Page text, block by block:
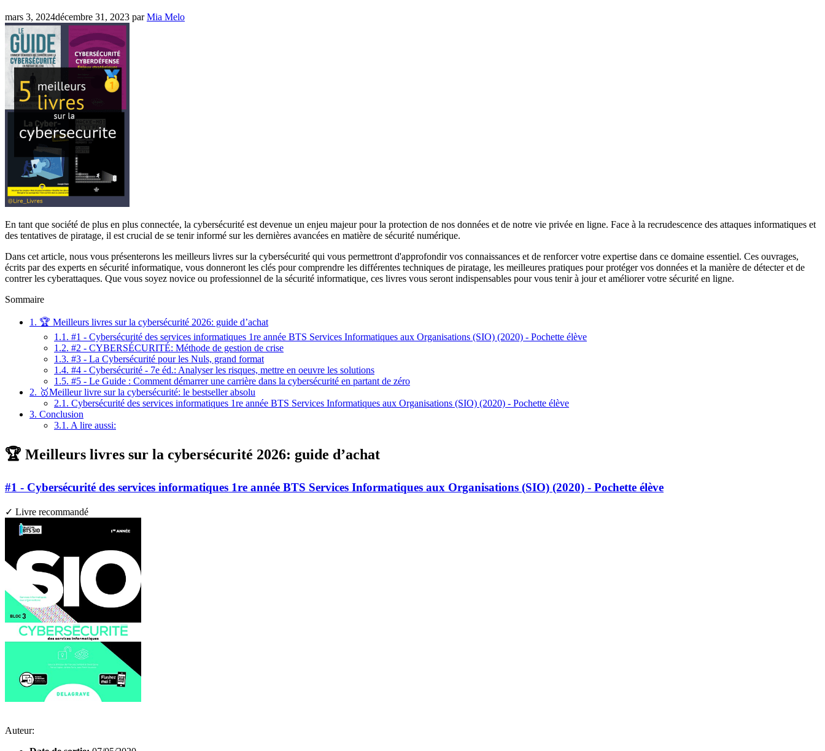
mars 3, 2024décembre 31, 2023 parMia Melo
En tant que société de plus en plus connectée, la cybersécurité est devenue un enjeu majeur pour la protection de nos données et de notre vie privée en ligne. Face à la recrudescence des attaques informatiques et
des tentatives de piratage, il est crucial de se tenir informé sur les dernières avancées en matière de sécurité numérique.
Dans cet article, nous vous présenterons les meilleurs livres sur la cybersécurité qui vous permettront d'approfondir vos connaissances et de renforcer votre expertise dans ce domaine essentiel. Ces ouvrages,
écrits par des experts en sécurité informatique, vous donneront les clés pour comprendre les différentes techniques de piratage, les meilleures pratiques pour protéger vos données et la manière de détecter et de
contrer les cyberattaques. Que vous soyez novice ou professionnel de la sécurité informatique, ces livres vous seront indispensables pour vous tenir à jour et améliorer votre sécurité en ligne.
Sommaire
1. 🏆 Meilleurs livres sur la cybersécurité 2026: guide d’achat
1.1. #1 - Cybersécurité des services informatiques 1re année BTS Services Informatiques aux Organisations (SIO) (2020) - Pochette élève
1.2. #2 - CYBERSÉCURITÉ: Méthode de gestion de crise
1.3. #3 - La Cybersécurité pour les Nuls, grand format
1.4. #4 - Cybersécurité - 7e éd.: Analyser les risques, mettre en oeuvre les solutions
1.5. #5 - Le Guide : Comment démarrer une carrière dans la cybersécurité en partant de zéro
2. 🥇Meilleur livre sur la cybersécurité: le bestseller absolu
2.1. Cybersécurité des services informatiques 1re année BTS Services Informatiques aux Organisations (SIO) (2020) - Pochette élève
3. Conclusion
3.1. A lire aussi:
🏆 Meilleurs livres sur la cybersécurité 2026: guide d’achat
#1 - Cybersécurité des services informatiques 1re année BTS Services Informatiques aux Organisations (SIO) (2020) - Pochette élève
✓ Livre recommandé
Auteur: